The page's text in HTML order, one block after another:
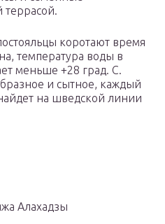
террасой.
коротают время
температура воды в
меньше +28 град. С.
и сытное, каждый
на шведской линии
Алахадзы